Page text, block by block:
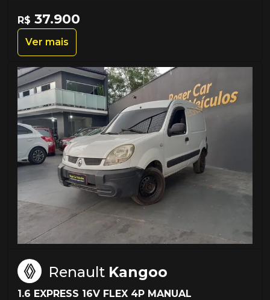
R$ 37.900
Ver mais
Renault Kangoo
1.6 EXPRESS 16V FLEX 4P MANUAL